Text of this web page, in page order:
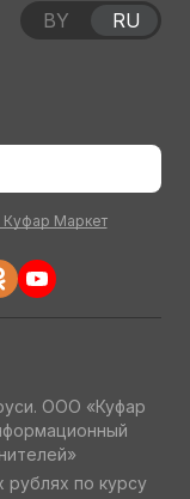
Куфар Маркет
BY RU
ООО «Куфар
рублях по курсу